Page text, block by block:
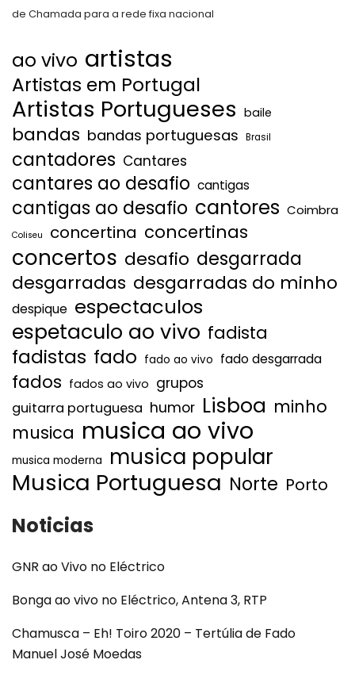
de Chamada para a rede fixa nacional
ao vivo artistas
Artistas em Portugal
Artistas Portugueses baile
bandas bandas portuguesas Brasil
cantadores Cantares
cantares ao desafio cantigas
cantigas ao desafio cantores Coimbra
Coliseu concertina concertinas
concertos desafio desgarrada
desgarradas desgarradas do minho
despique espectaculos
espetaculo ao vivo fadista
fadistas fado fado ao vivo fado desgarrada
fados fados ao vivo grupos
guitarra portuguesa humor Lisboa minho
musica musica ao vivo
musica moderna musica popular
Musica Portuguesa Norte Porto
Noticias
GNR ao Vivo no Eléctrico
Bonga ao vivo no Eléctrico, Antena 3, RTP
Chamusca – Eh! Toiro 2020 – Tertúlia de Fado
Manuel José Moedas